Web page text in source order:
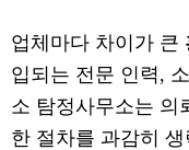
업체마다 차이가 큰
입되는 전문 인력,
소 탐정사무소는 의
한 절차를 과감히